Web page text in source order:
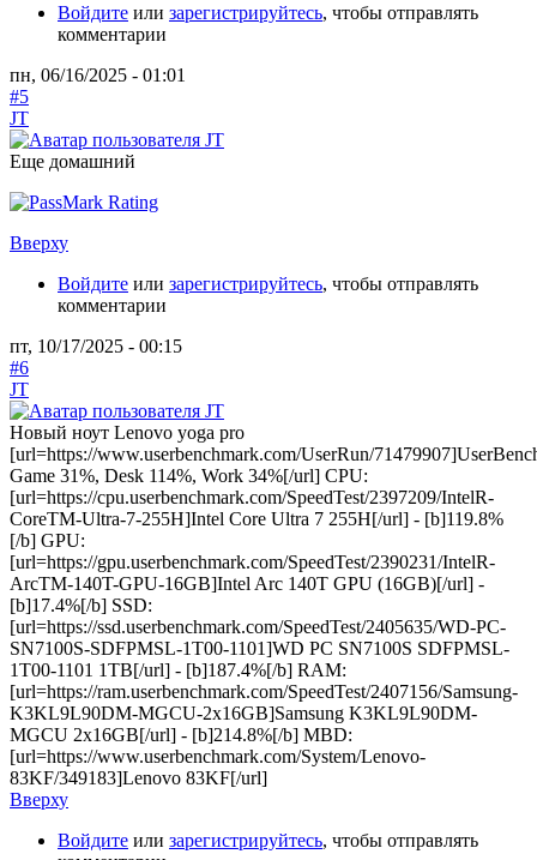
Войдите или зарегистрируйтесь, чтобы отправлять
комментарии
пн, 06/16/2025 - 01:01
#5
JT
Еще домашний
Вверху
Войдите или зарегистрируйтесь, чтобы отправлять
комментарии
пт, 10/17/2025 - 00:15
#6
JT
Новый ноут Lenovo yoga pro
[url=https://www.userbenchmark.com/UserRun/
Game 31%, Desk 114%, Work 34%[/url] CPU:
[url=https://cpu.userbenchmark.com/SpeedTest/2397209/IntelR-
CoreTM-Ultra-7-255H]Intel Core Ultra 7 255H[/url] - [b]119.8%
[/b] GPU:
[url=https://gpu.userbenchmark.com/SpeedTest/2390231/IntelR-
ArcTM-140T-GPU-16GB]Intel Arc 140T GPU (16GB)[/url] -
[b]17.4%[/b] SSD:
[url=https://ssd.userbenchmark.com/SpeedTest/2405635/WD-PC-
SN7100S-SDFPMSL-1T00-1101]WD PC SN7100S SDFPMSL-
1T00-1101 1TB[/url] - [b]187.4%[/b] RAM:
[url=https://ram.userbenchmark.com/SpeedTest/2407156/Samsung-
K3KL9L90DM-MGCU-2x16GB]Samsung K3KL9L90DM-
MGCU 2x16GB[/url] - [b]214.8%[/b] MBD:
[url=https://www.userbenchmark.com/System/Lenovo-
83KF/349183]Lenovo 83KF[/url]
Вверху
Войдите или зарегистрируйтесь, чтобы отправлять